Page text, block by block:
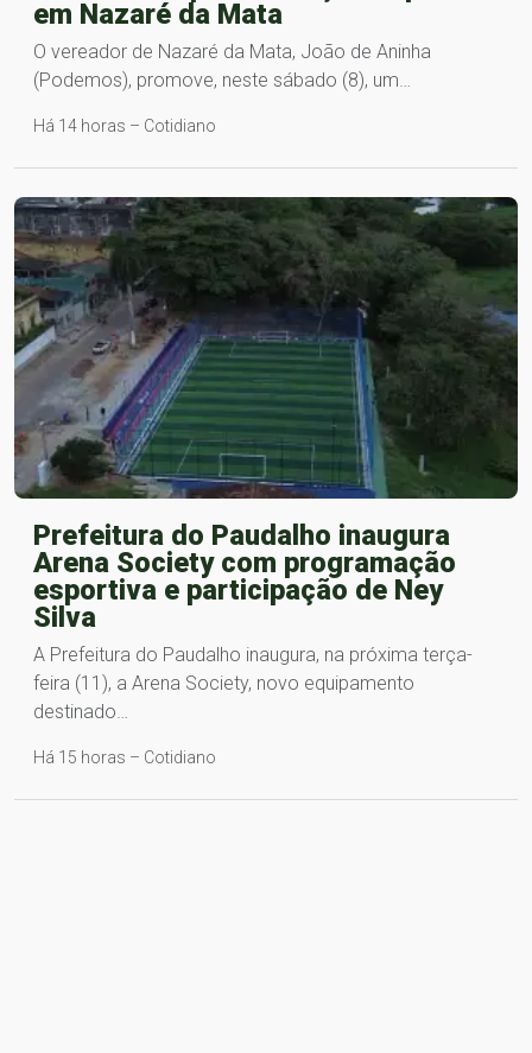
em Nazaré da Mata
O vereador de Nazaré da Mata, João de Aninha
(Podemos), promove, neste sábado (8), um…
Há 14 horas – Cotidiano
Prefeitura do Paudalho inaugura
Arena Society com programação
esportiva e participação de Ney
Silva
A Prefeitura do Paudalho inaugura, na próxima terça-
feira (11), a Arena Society, novo equipamento
destinado…
Há 15 horas – Cotidiano